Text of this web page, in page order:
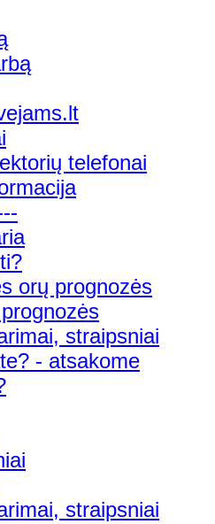
telefonai
orų prognozės
straipsniai
- atsakome
straipsniai